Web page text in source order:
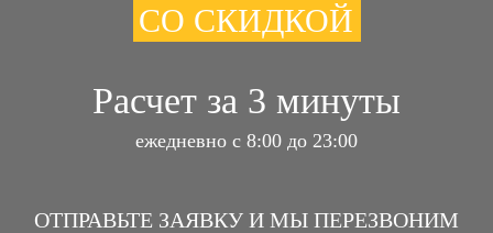
СО СКИДКОЙ
Расчет за 3 минуты
ежедневно с 8:00 до 23:00
ОТПРАВЬТЕ ЗАЯВКУ И МЫ ПЕРЕЗВОНИМ